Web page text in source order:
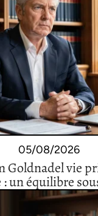
05/08/2026
Goldnadel vie
un équilibre